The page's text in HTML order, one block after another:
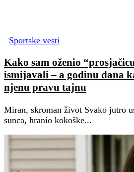
Sportske vesti
Kako sam oženio
ismijavali – a godinu dana
njenu pravu tajnu
Miran, skroman život Svako jutro
sunca, hranio kokoške...